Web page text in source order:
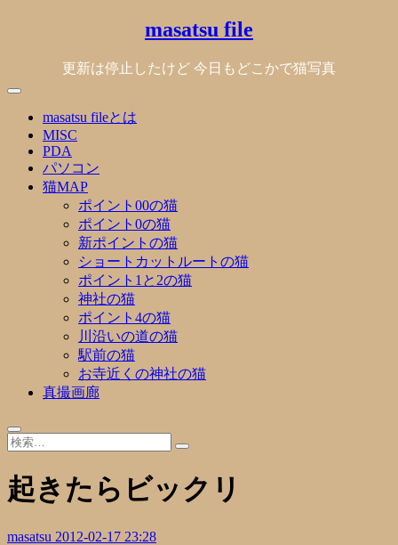
masatsu file
更新は停止したけど 今日もどこかで猫写真
masatsu fileとは
MISC
PDA
パソコン
猫MAP
ポイント00の猫
ポイント0の猫
新ポイントの猫
ショートカットルートの猫
ポイント1と2の猫
神社の猫
ポイント4の猫
川沿いの道の猫
駅前の猫
お寺近くの神社の猫
真撮画廊
起きたらビックリ
masatsu 2012-02-17 23:28